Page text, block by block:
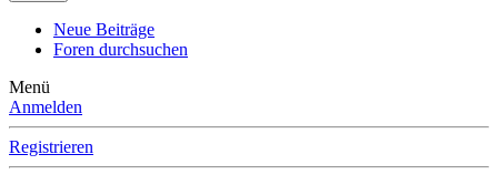
Neue Beiträge
Foren durchsuchen
Menü
Anmelden
Registrieren